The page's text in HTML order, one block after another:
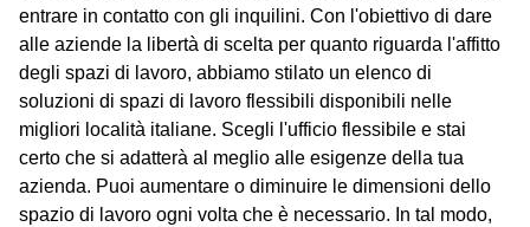
entrare in contatto con gli inquilini. Con l'obiettivo di dare
alle aziende la libertà di scelta per quanto riguarda l'affitto
degli spazi di lavoro, abbiamo stilato un elenco di
soluzioni di spazi di lavoro flessibili disponibili nelle
migliori località italiane. Scegli l'ufficio flessibile e stai
certo che si adatterà al meglio alle esigenze della tua
azienda. Puoi aumentare o diminuire le dimensioni dello
spazio di lavoro ogni volta che è necessario. In tal modo,